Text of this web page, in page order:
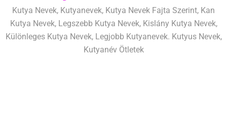
Kutya Nevek, Kutyanevek, Kutya Nevek Fajta Szerint, Kan
Kutya Nevek, Legszebb Kutya Nevek, Kislány Kutya Nevek,
Különleges Kutya Nevek, Legjobb Kutyanevek. Kutyus Nevek,
Kutyanév Ötletek